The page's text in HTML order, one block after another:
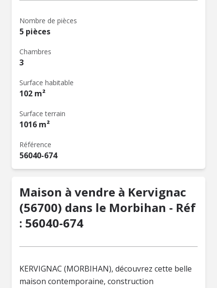
Nombre de pièces
5 pièces
Chambres
3
Surface habitable
102 m²
Surface terrain
1016 m²
Référence
56040-674
Maison à vendre à Kervignac
(56700) dans le Morbihan - Réf
: 56040-674
KERVIGNAC (MORBIHAN), découvrez cette belle
maison contemporaine, construction